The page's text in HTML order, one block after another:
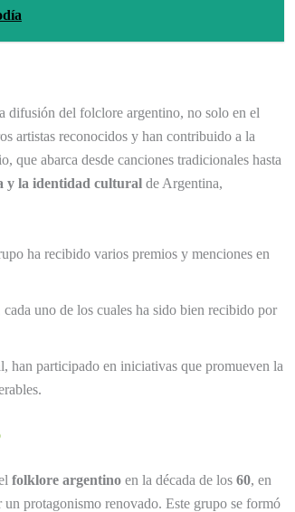
difusión del folclore argentino, no solo en el
artistas reconocidos y han contribuido a la
que abarca desde canciones tradicionales hasta
y la identidad cultural de Argentina,
ha recibido varios premios y menciones en
uno de los cuales ha sido bien recibido por
han participado en iniciativas que promueven la
folklore argentino en la década de los 60, en
protagonismo renovado. Este grupo se formó